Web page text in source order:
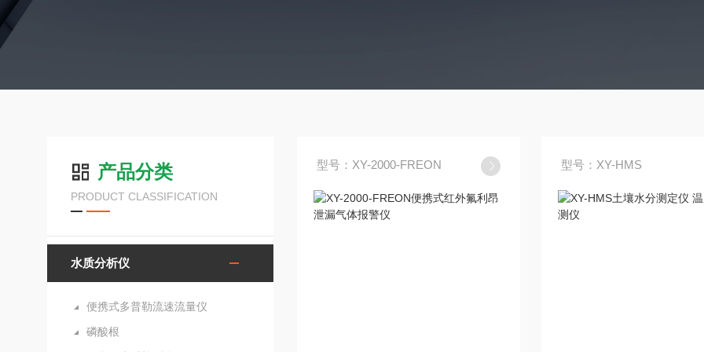
产品分类
PRODUCT CLASSIFICATION
水质分析仪
便携式多普勒流速流量仪
磷酸根
型号：XY-2000-FREON 型号：XY-HMS